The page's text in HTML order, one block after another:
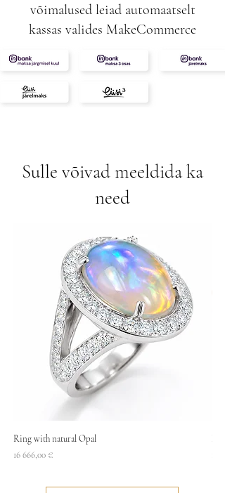
võimalused leiad automaatselt
kassas valides MakeCommerce
Sulle võivad meeldida ka
need
Ring with natural Opal
Price
16 666,00 €